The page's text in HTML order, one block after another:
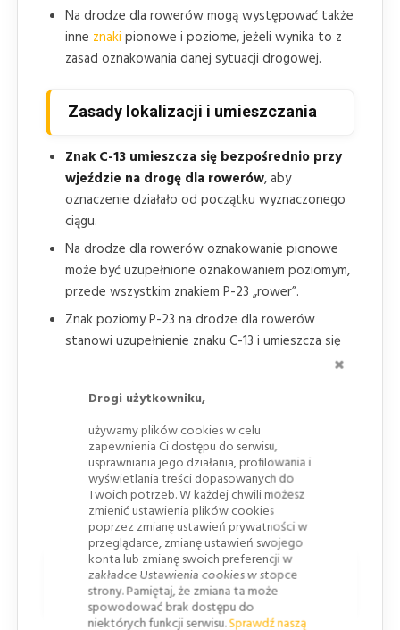
Drogi użytkowniku,
używamy plików cookies w celu
zapewnienia Ci dostępu do serwisu,
usprawniania jego działania, profilowania i
wyświetlania treści dopasowanych do
Twoich potrzeb. W każdej chwili możesz
zmienić ustawienia plików cookies
poprzez zmianę ustawień prywatności w
przeglądarce, zmianę ustawień swojego
konta lub zmianę swoich preferencji w
zakładce Ustawienia cookies w stopce
strony. Pamiętaj, że zmiana ta może
spowodować brak dostępu do
niektórych funkcji serwisu.Sprawdź naszą
Na drodze dla rowerów mogą występować także
inne znaki pionowe i poziome, jeżeli wynika to z
zasad oznakowania danej sytuacji drogowej.
Zasady lokalizacji i umieszczania
Znak C-13 umieszcza się bezpośrednio przy
wjeździe na drogę dla rowerów, aby
oznaczenie działało od początku wyznaczonego
ciągu.
Na drodze dla rowerów oznakowanie pionowe
może być uzupełnione oznakowaniem poziomym,
przede wszystkim znakiem P-23 „rower”.
Znak poziomy P-23 na drodze dla rowerów
stanowi uzupełnienie znaku C-13 i umieszcza się
go na początku drogi, bezpośrednio za każdym
doprowadzającym ruch rowerowy do tej drogi.
W praktyce projektowej lokalizacja znaku
powinna wynikać z przebiegu drogi dla rowerów,
punktów wjazdu, skrzyżowań oraz miejsc, w
których użytkownik może mieć wątpliwość co do
przeznaczenia ciągu.
Warianty, zakończenie drogi i
powiązane oznakowanie